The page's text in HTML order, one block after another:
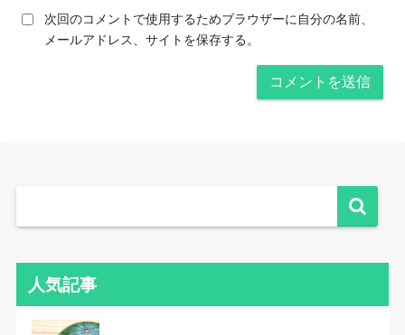
次回のコメントで使用するためブラウザーに自分の名前、
メールアドレス、サイトを保存する。
人気記事